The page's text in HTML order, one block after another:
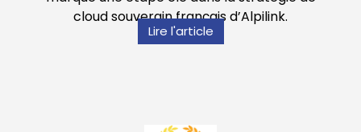
cloud souverain français d’Alpilink.
Lire l'article